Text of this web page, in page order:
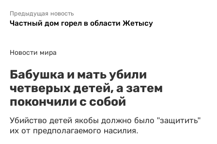
Предыдущая новость
Частный дом горел в области Жетысу
Новости мира
Бабушка и мать убили
четверых детей, а затем
покончили с собой
Убийство детей якобы должно было "защитить"
их от предполагаемого насилия.